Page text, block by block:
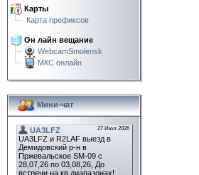
Карты
Карта префиксов
Он лайн вещание
WebcamSmolensk
МКС онлайн
Мини-чат